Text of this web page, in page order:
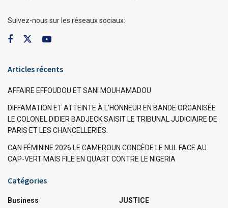
Suivez-nous sur les réseaux sociaux:
Articles récents
AFFAIRE EFFOUDOU ET SANI MOUHAMADOU
DIFFAMATION ET ATTEINTE À L’HONNEUR EN BANDE ORGANISÉE
LE COLONEL DIDIER BADJECK SAISIT LE TRIBUNAL JUDICIAIRE DE
PARIS ET LES CHANCELLERIES.
CAN FÉMININE 2026 LE CAMEROUN CONCÈDE LE NUL FACE AU
CAP-VERT MAIS FILE EN QUART CONTRE LE NIGERIA
Catégories
Business
JUSTICE